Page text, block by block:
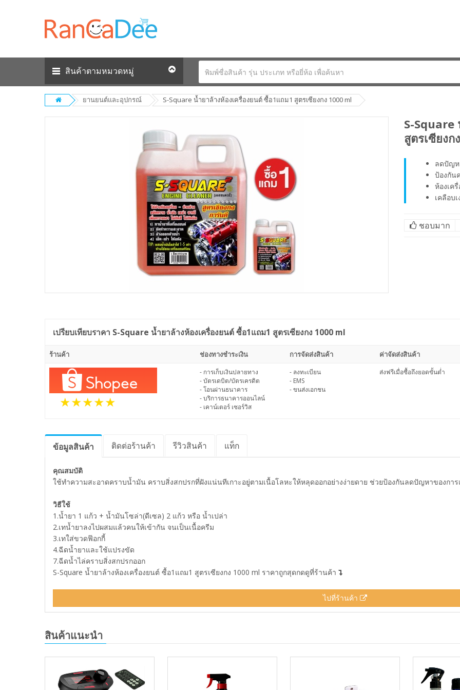
สินค้าตามหมวดหมู่
ยานยนต์และอุปกรณ์ S-Square น้ำยาล้างห้องเครื่องยนต์ ซื้อ1แถม1 สูตรเซียงกง 1000 ml
S-Square
สูตรเซียง
ลดปัญห
ป้องกัน
ห้องเค
เคลือบ
ชอบมาก
เปรียบเทียบราคา S-Square น้ำยาล้างห้องเครื่องยนต์ ซื้อ1แถม1 สูตรเซียงกง 1000 ml
ร้านค้า ช่องทางชำระเงิน การจัดส่งสินค้า ค่าจัดส่งสินค้า
- การเก็บเงินปลายทาง
- บัตรเดบิต/บัตรเครดิต
- โอนผ่านธนาคาร
- บริการธนาคารออนไลน์
- เคาน์เตอร์ เซอร์วิส
- ลงทะเบียน
- EMS
- ขนส่งเอกชน
ส่งฟรีเมื่อซื้อถึงยอดขั้นต่ำ
ข้อมูลสินค้า ติดต่อร้านค้า รีวิวสินค้า แท็ก
คุณสมบัติ
ใช้ทำความสะอาดคราบน้ำมัน คราบสิ่งสกปรกที่ฝังแน่นทีเกาะอยู่ตามเนื้อโลหะให้หลุดออกอย่างง่ายดาย ช่วยป้องกันลดปัญหาของการ
วิธีใช้
1.น้ำยา 1 แก้ว + น้ำมันโซล่า(ดีเซล) 2 แก้ว หรือ น้ำเปล่า
2.เทน้ำยาลงไปผสมแล้วคนให้เข้ากัน จนเป็นเนื้อครีม
3.เทใส่ขวดฟ๊อกกี้
4.ฉีดน้ำยาและใช้แปรงขัด
7.ฉีดน้ำไล่คราบสิ่งสกปรกออก
S-Square น้ำยาล้างห้องเครื่องยนต์ ซื้อ1แถม1 สูตรเซียงกง 1000 ml ราคาถูกสุดกดดูที่ร้านค้า
ไปที่ร้านค้า
สินค้าแนะนำ